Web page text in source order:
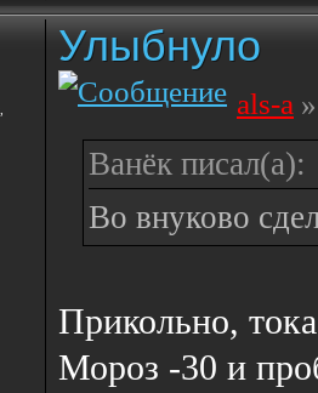
Улыбнуло
als-a
Ванёк писал(а):
Во внуково
Прикольно,
Мороз -30 и